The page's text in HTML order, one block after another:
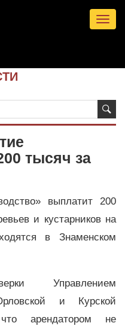
тысяч за
выплатит 200
и кустарников на
в Знаменском
Управлением
и Курской
арендатором не